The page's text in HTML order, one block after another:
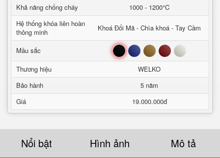
Khả năng chống cháy
1000 - 1200°C
Hệ thống khóa liên hoàn
thông minh
Khoá Đổi Mã - Chìa khoá - Tay Cầm
Mầu sắc Đen Xanh Nâu Đỏ Trắng
Thương hiệu
WELKO
Bảo hành
5 năm
Giá
19.000.000đ
Nổi bật Hình ảnh Mô tả